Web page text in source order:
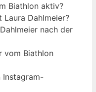
Biathlon aktiv?
Laura Dahlmeier?
nach der
vom Biathlon
Instagram-